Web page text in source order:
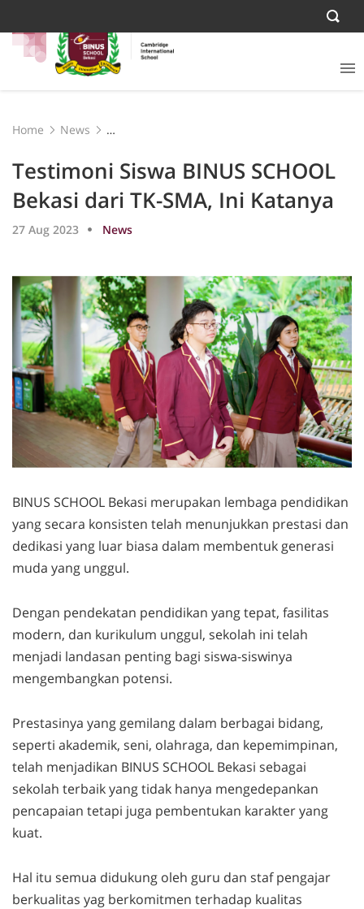
Home
News
Testimoni Siswa BINUS SCHOOL
Bekasi dari TK-SMA, Ini Katanya
27 Aug 2023 News
BINUS SCHOOL Bekasi merupakan lembaga pendidikan
yang secara konsisten telah menunjukkan prestasi dan
dedikasi yang luar biasa dalam membentuk generasi
muda yang unggul.
Dengan pendekatan pendidikan yang tepat, fasilitas
modern, dan kurikulum unggul, sekolah ini telah
menjadi landasan penting bagi siswa-siswinya
mengembangkan potensi.
Prestasinya yang gemilang dalam berbagai bidang,
seperti akademik, seni, olahraga, dan kepemimpinan,
telah menjadikan BINUS SCHOOL Bekasi sebagai
sekolah terbaik yang tidak hanya mengedepankan
pencapaian tetapi juga pembentukan karakter yang
kuat.
Hal itu semua didukung oleh guru dan staf pengajar
berkualitas yag berkomitmen terhadap kualitas